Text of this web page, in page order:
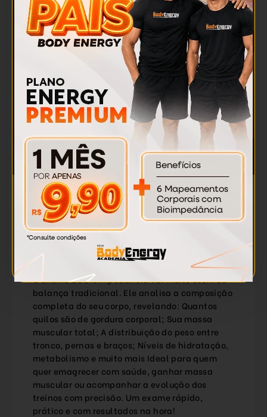
MAPEAMENTO CORPORAL COM
EXAME DE BIOIMPEDÂNCIA:
DESCUBRA O QUE REALMENTE ESTÁ
POR TRÁS DO SEU PESO!
O exame de bioimpedância vai muito além da
balança tradicional. Ele analisa a composição
completa do seu corpo, revelando: Quantos
quilos são de gordura corporal; Sua massa
muscular total; A distribuição do peso entre
tronco, pernas e braços; Níveis de hidratação,
metabolismo e muito mais Ideal para quem
quer emagrecer com saúde, ganhar massa
muscular ou acompanhar a evolução dos
treinos com precisão. Um exame rápido,
prático e com resultados na hora!